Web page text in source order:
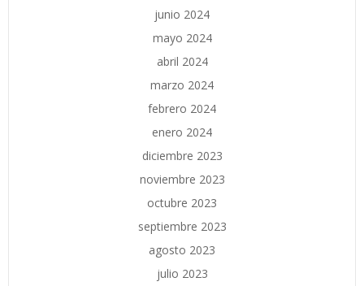
junio 2024
mayo 2024
abril 2024
marzo 2024
febrero 2024
enero 2024
diciembre 2023
noviembre 2023
octubre 2023
septiembre 2023
agosto 2023
julio 2023